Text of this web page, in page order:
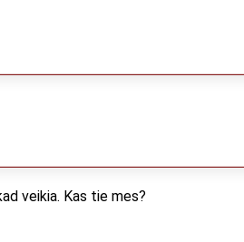
veikia. Kas tie mes?